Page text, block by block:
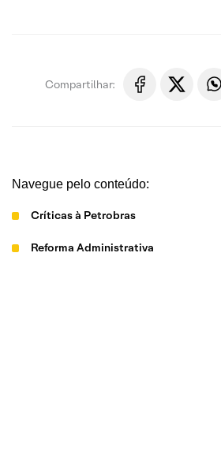
Compartilhar:
Navegue pelo conteúdo:
Críticas à Petrobras
Reforma Administrativa